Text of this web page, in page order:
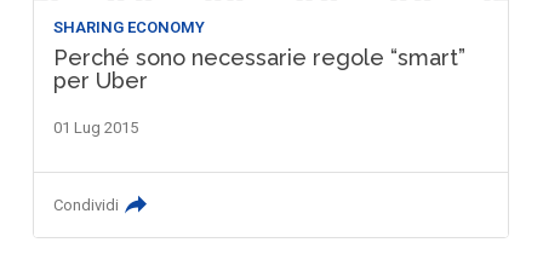
SHARING ECONOMY
Perché sono necessarie regole “smart”
per Uber
01 Lug 2015
Condividi